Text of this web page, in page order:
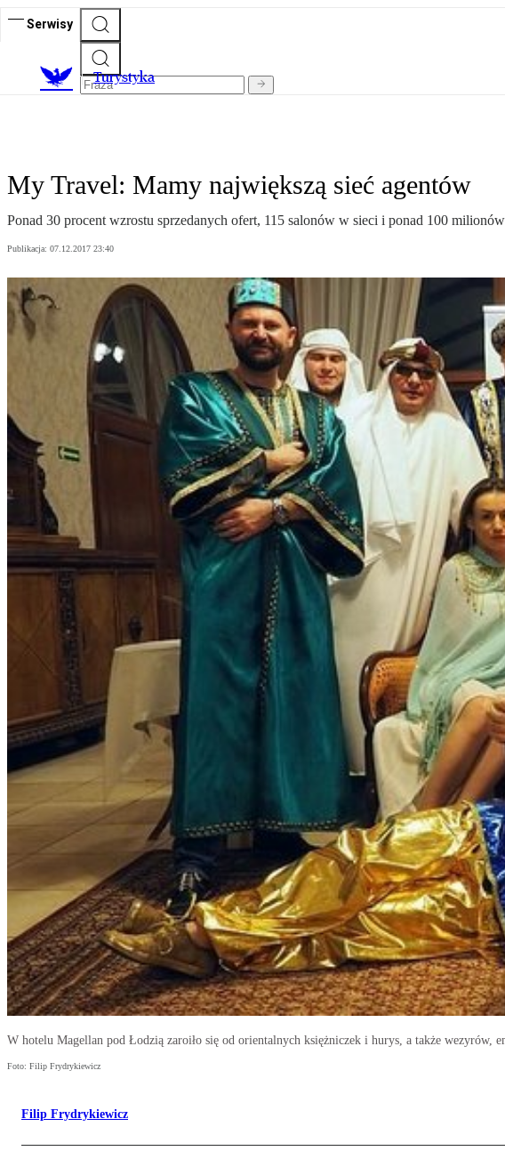
Serwisy
Turystyka
My Travel: Mamy największą sieć agentów
Ponad 30 procent wzrostu sprzedanych ofert, 115 salonów w sieci i ponad 100
Publikacja: 07.12.2017 23:40
W hotelu Magellan pod Łodzią zaroiło się od orientalnych księżniczek i hurys, a także wezyrów,
Foto: Filip Frydrykiewicz
Filip Frydrykiewicz